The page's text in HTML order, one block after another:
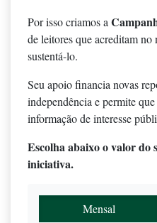
Por isso criamos a
de leitores que acreditam no
sustentá-lo.
Seu apoio financia novas
independência e permite
informação de interesse
Escolha abaixo o valor do
iniciativa.
Mensal